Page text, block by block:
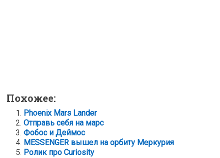
Похожее:
Phoenix Mars Lander
Отправь себя на марс
Фобос и Деймос
MESSENGER вышел на орбиту Меркурия
Ролик про Curiosity